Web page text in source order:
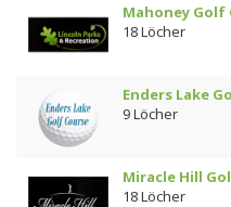
Mahoney Golf
18 Löcher
Enders Lake
9 Löcher
Miracle Hill
18 Löcher